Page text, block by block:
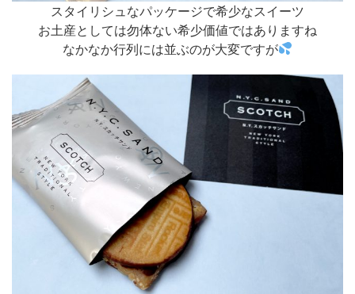
スタイリシュなパッケージで希少なスイーツ
お土産としては勿体ない希少価値ではありますね
なかなか行列には並ぶのが大変ですが